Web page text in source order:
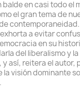
balde en casi todo el
el gran tema de
a evitar
en su
del liberalismo y
y así, reitera el autor,
visión dominante